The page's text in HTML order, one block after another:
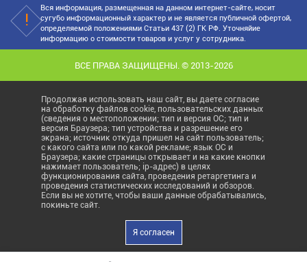
Вся информация, размещенная на данном интернет-сайте, носит
сугубо информационный характер и не является публичной офертой,
определяемой положениями Статьи 437 (2) ГК РФ. Уточняйие
информацию о стоимости товаров и услуг у сотрудника.
ВСЕ ПРАВА ЗАЩИЩЕНЫ. © 2013-2026
Продолжая использовать наш сайт, вы даете согласие
на обработку файлов cookie, пользовательских данных
(сведения о местоположении; тип и версия ОС; тип и
версия Браузера; тип устройства и разрешение его
экрана; источник откуда пришел на сайт пользователь;
с какого сайта или по какой рекламе; язык ОС и
Браузера; какие страницы открывает и на какие кнопки
нажимает пользователь; ip-адрес) в целях
функционирования сайта, проведения ретаргетинга и
проведения статистических исследований и обзоров.
Если вы не хотите, чтобы ваши данные обрабатывались,
покиньте сайт.
Я согласен